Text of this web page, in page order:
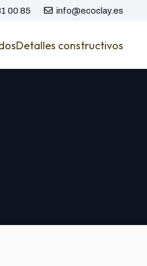
00 85 info@ecoclay.es
Detalles constructivos